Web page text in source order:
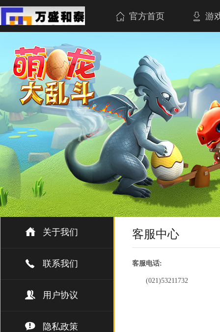
官方首页 游
关于我们
联系我们
用户协议
隐私政策
客服中心
客服电话:
(021)53211732